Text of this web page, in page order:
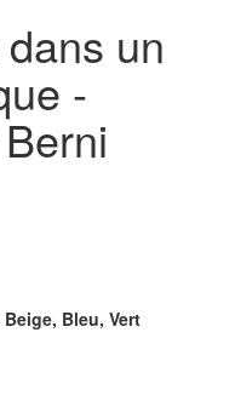
un
-
Bleu, Vert